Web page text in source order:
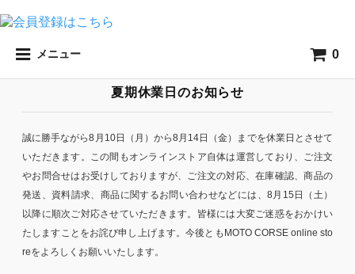
メニュー 0
夏期休業日のお知らせ
誠に勝手ながら8月10日（月）から8月14日（金）までを休業日とさせて
いただきます。この間もオンラインストア自体は運営しており、ご注文
やお問合せはお受けしておりますが、ご注文の対応、在庫確認、商品の
発送、資料請求、商品に関するお問い合わせなどには、8月15日（土）
以降に順次ご対応させていただきます。皆様には大変ご迷惑をおかけい
たしますことをお詫び申し上げます。今後ともMOTO CORSE online sto
reをよろしくお願いいたします。